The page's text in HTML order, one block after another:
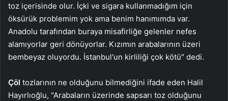
toz içerisinde olur. İçki ve sigara kullanmadığım için
öksürük problemim yok ama benim hanımımda var.
Anadolu tarafından buraya misafirliğe gelenler nefes
alamıyorlar geri dönüyorlar. Kızımın arabalarının üzeri
bembeyaz oluyordu. İstanbul'un kirliliği çok kötü" dedi.
Çöl tozlarının ne olduğunu bilmediğini ifade eden Halil
Hayırlıoğlu, "Arabaların üzerinde sapsarı toz olduğunu